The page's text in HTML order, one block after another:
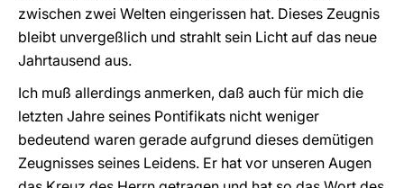
zwischen zwei Welten eingerissen hat. Dieses Zeugnis
bleibt unvergeßlich und strahlt sein Licht auf das neue
Jahrtausend aus.
Ich muß allerdings anmerken, daß auch für mich die
letzten Jahre seines Pontifikats nicht weniger
bedeutend waren gerade aufgrund dieses demütigen
Zeugnisses seines Leidens. Er hat vor unseren Augen